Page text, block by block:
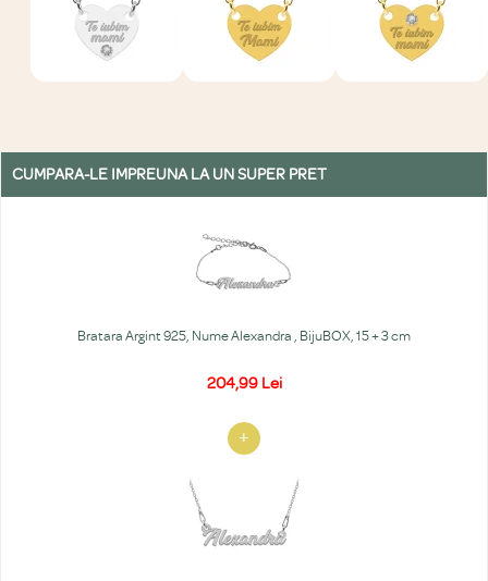
CUMPARA-LE IMPREUNA LA UN SUPER PRET
Bratara Argint 925, Nume Alexandra , BijuBOX, 15 + 3 cm
204,99 Lei
+